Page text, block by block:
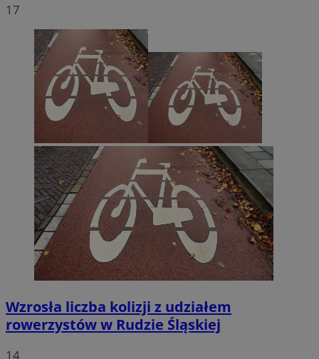
17
Wzrosła liczba kolizji z udziałem
rowerzystów w Rudzie Śląskiej
14